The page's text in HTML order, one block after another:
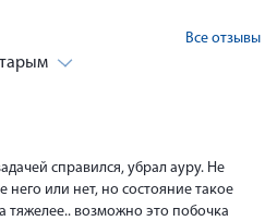
Все отзывы
справился, убрал ауру. Не
него или нет, но состояние такое
тяжелее.. возможно это побочка